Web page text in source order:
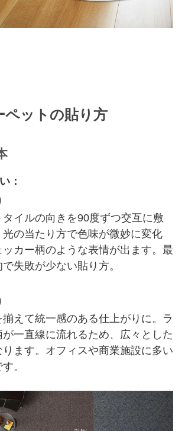
ペットの貼り方
：
タイルの向きを90度ずつ交互に敷
光の当たり方で色味が微妙に変化
ッカー柄のような表情が出ます。最
失敗が少ない貼り方。
えて統一感のある仕上がりに。ラ
が一直線に流れるため、広々とした
ります。オフィスや商業施設に多い
。